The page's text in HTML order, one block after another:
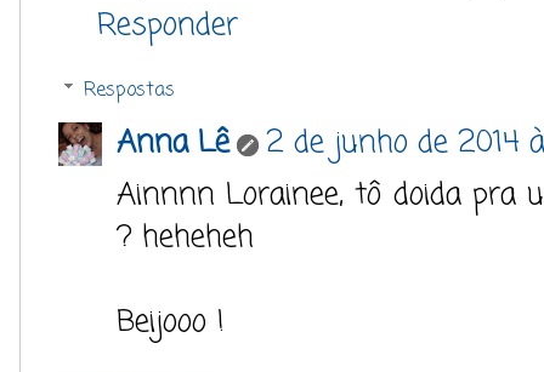
Responder
Respostas
Anna Lê
2 de junho de 2014
Ainnnn Lorainee, tô doida pra
? heheheh
Beijooo !